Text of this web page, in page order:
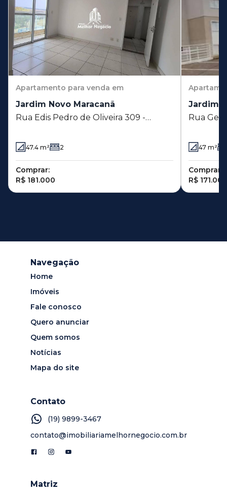
Apartamento para venda em
Jardim Novo Maracanã
Rua Edis Pedro de Oliveira 309 -
47.4 m² 2
Comprar:
R$ 181.000
Jardim
Rua
47 m²
Comprar:
R$
Navegação
Home
Imóveis
Fale conosco
Quero anunciar
Quem somos
Notícias
Mapa do site
Contato
(19) 9899-3467
contato@imobiliariamelhornegocio.com.br
Matriz